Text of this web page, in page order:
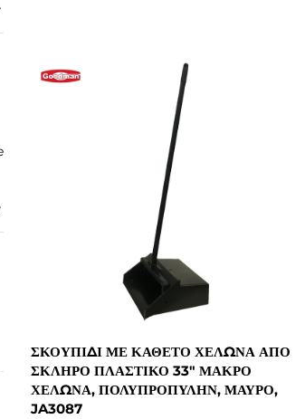
ΣΚΟΥΠΊΔΙ ΜΕ ΚΆΘΕΤΟ ΧΕΛΏΝΑ ΑΠΌ
ΣΚΛΗΡΌ ΠΛΑΣΤΙΚΌ 33" ΜΑΚΡΌ
ΧΕΛΏΝΑ, ΠΟΛΥΠΡΟΠΥΛΗΝ, ΜΑΎΡΟ,
JA3087